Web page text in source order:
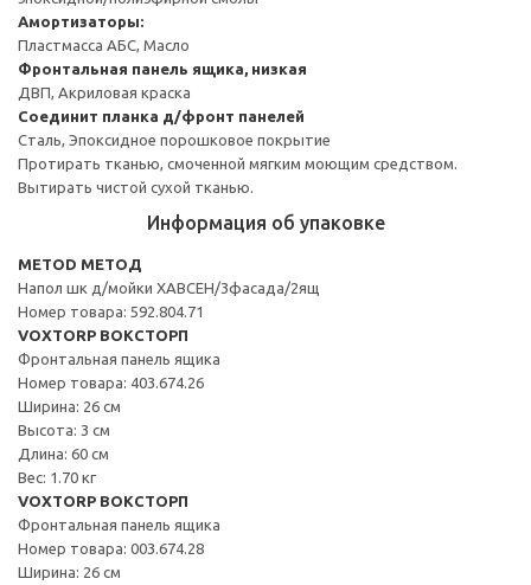
Амортизаторы:
Пластмасса АБС, Масло
Фронтальная панель ящика, низкая
ДВП, Акриловая краска
Соединит планка д/фронт панелей
Сталь, Эпоксидное порошковое покрытие
Протирать тканью, смоченной мягким моющим средством.
Вытирать чистой сухой тканью.
Информация об упаковке
METOD МЕТОД
Напол шк д/мойки ХАВСЕН/3фасада/2ящ
Номер товара: 592.804.71
VOXTORP ВОКСТОРП
Фронтальная панель ящика
Номер товара: 403.674.26
Ширина: 26 см
Высота: 3 см
Длина: 60 см
Вес: 1.70 кг
VOXTORP ВОКСТОРП
Фронтальная панель ящика
Номер товара: 003.674.28
Ширина: 26 см